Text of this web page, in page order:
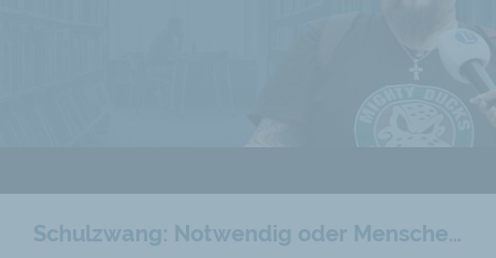
Schulzwang: Notwendig oder Menschenrechtsverletzung?